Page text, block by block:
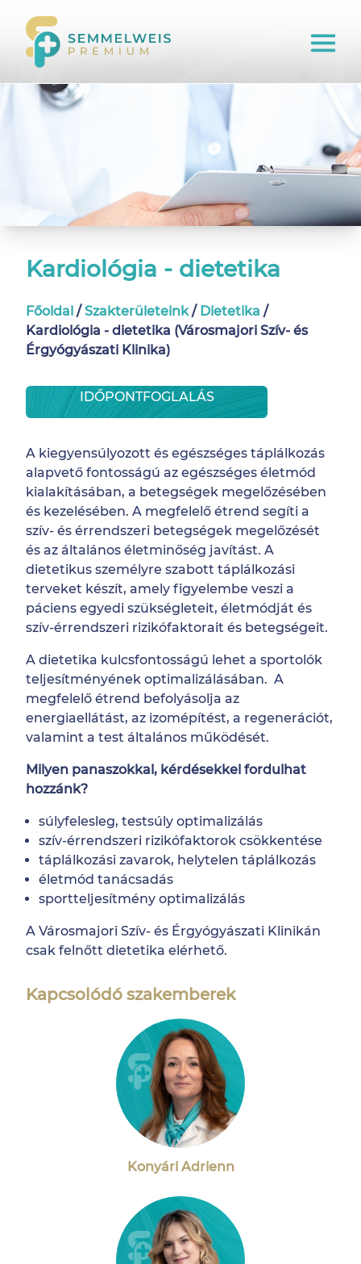
Kardiológia - dietetika
Főoldal / Szakterületeink / Dietetika /
Kardiológia - dietetika (Városmajori Szív- és
Érgyógyászati Klinika)
IDŐPONTFOGLALÁS
A kiegyensúlyozott és egészséges táplálkozás
alapvető fontosságú az egészséges életmód
kialakításában, a betegségek megelőzésében
és kezelésében. A megfelelő étrend segíti a
szív- és érrendszeri betegségek megelőzését
és az általános életminőség javítást. A
dietetikus személyre szabott táplálkozási
terveket készít, amely figyelembe veszi a
páciens egyedi szükségleteit, életmódját és
szív-érrendszeri rizikófaktorait és betegségeit.
A dietetika kulcsfontosságú lehet a sportolók
teljesítményének optimalizálásában. A
megfelelő étrend befolyásolja az
energiaellátást, az izomépítést, a regenerációt,
valamint a test általános működését.
Milyen panaszokkal, kérdésekkel fordulhat
hozzánk?
súlyfelesleg, testsúly optimalizálás
szív-érrendszeri rizikófaktorok csökkentése
táplálkozási zavarok, helytelen táplálkozás
életmód tanácsadás
sportteljesítmény optimalizálás
A Városmajori Szív- és Érgyógyászati Klinikán
csak felnőtt dietetika elérhető.
Kapcsolódó szakemberek
Konyári Adrienn